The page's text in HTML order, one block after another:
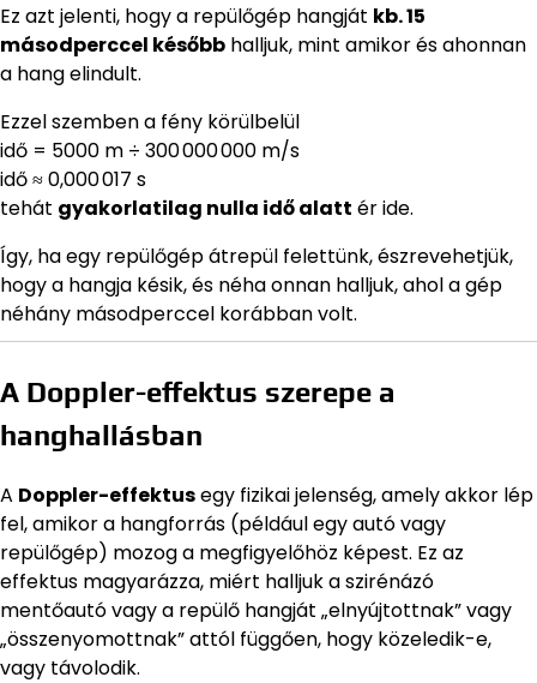
Ez azt jelenti, hogy a repülőgép hangját kb. 15
másodperccel később halljuk, mint amikor és ahonnan
a hang elindult.
Ezzel szemben a fény körülbelül
idő = 5000 m ÷ 300 000 000 m/s
idő ≈ 0,000 017 s
tehát gyakorlatilag nulla idő alatt ér ide.
Így, ha egy repülőgép átrepül felettünk, észrevehetjük,
hogy a hangja késik, és néha onnan halljuk, ahol a gép
néhány másodperccel korábban volt.
A Doppler-effektus szerepe a
hanghallásban
A Doppler-effektusegy fizikai jelenség, amely akkor lép
fel, amikor a hangforrás (például egy autó vagy
repülőgép) mozog a megfigyelőhöz képest. Ez az
effektus magyarázza, miért halljuk a szirénázó
mentőautó vagy a repülő hangját „elnyújtottnak” vagy
„összenyomottnak” attól függően, hogy közeledik-e,
vagy távolodik.